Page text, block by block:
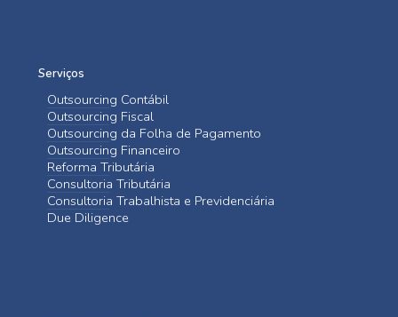
Serviços
Outsourcing Contábil
Outsourcing Fiscal
Outsourcing da Folha de Pagamento
Outsourcing Financeiro
Reforma Tributária
Consultoria Tributária
Consultoria Trabalhista e Previdenciária
Due Diligence